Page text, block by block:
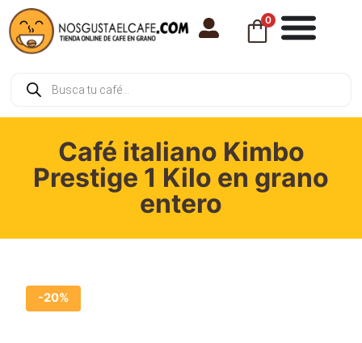
0
Café italiano Kimbo
Prestige 1 Kilo en grano
entero
-20%